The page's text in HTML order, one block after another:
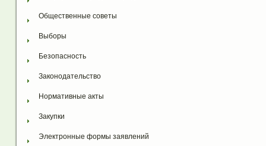
Общественные советы
Выборы
Безопасность
Законодательство
Нормативные акты
Закупки
Электронные формы заявлений